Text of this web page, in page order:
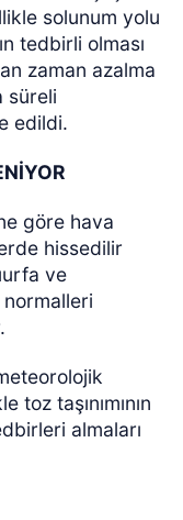
solunum yolu
tedbirli olması
zaman azalma
süreli
edildi.
göre hava
hissedilir
ve
normalleri
toz taşınımının
almaları